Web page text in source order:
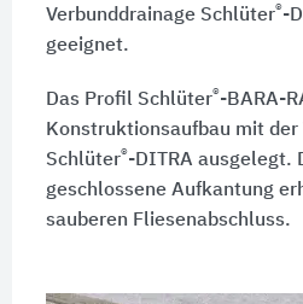
Verbunddrainage Schlüter®-
geeignet.
Das Profil Schlüter®-BARA-
Konstruktionsaufbau mit
Schlüter®-DITRA ausgelegt.
geschlossene Aufkantung
sauberen Fliesenabschluss.